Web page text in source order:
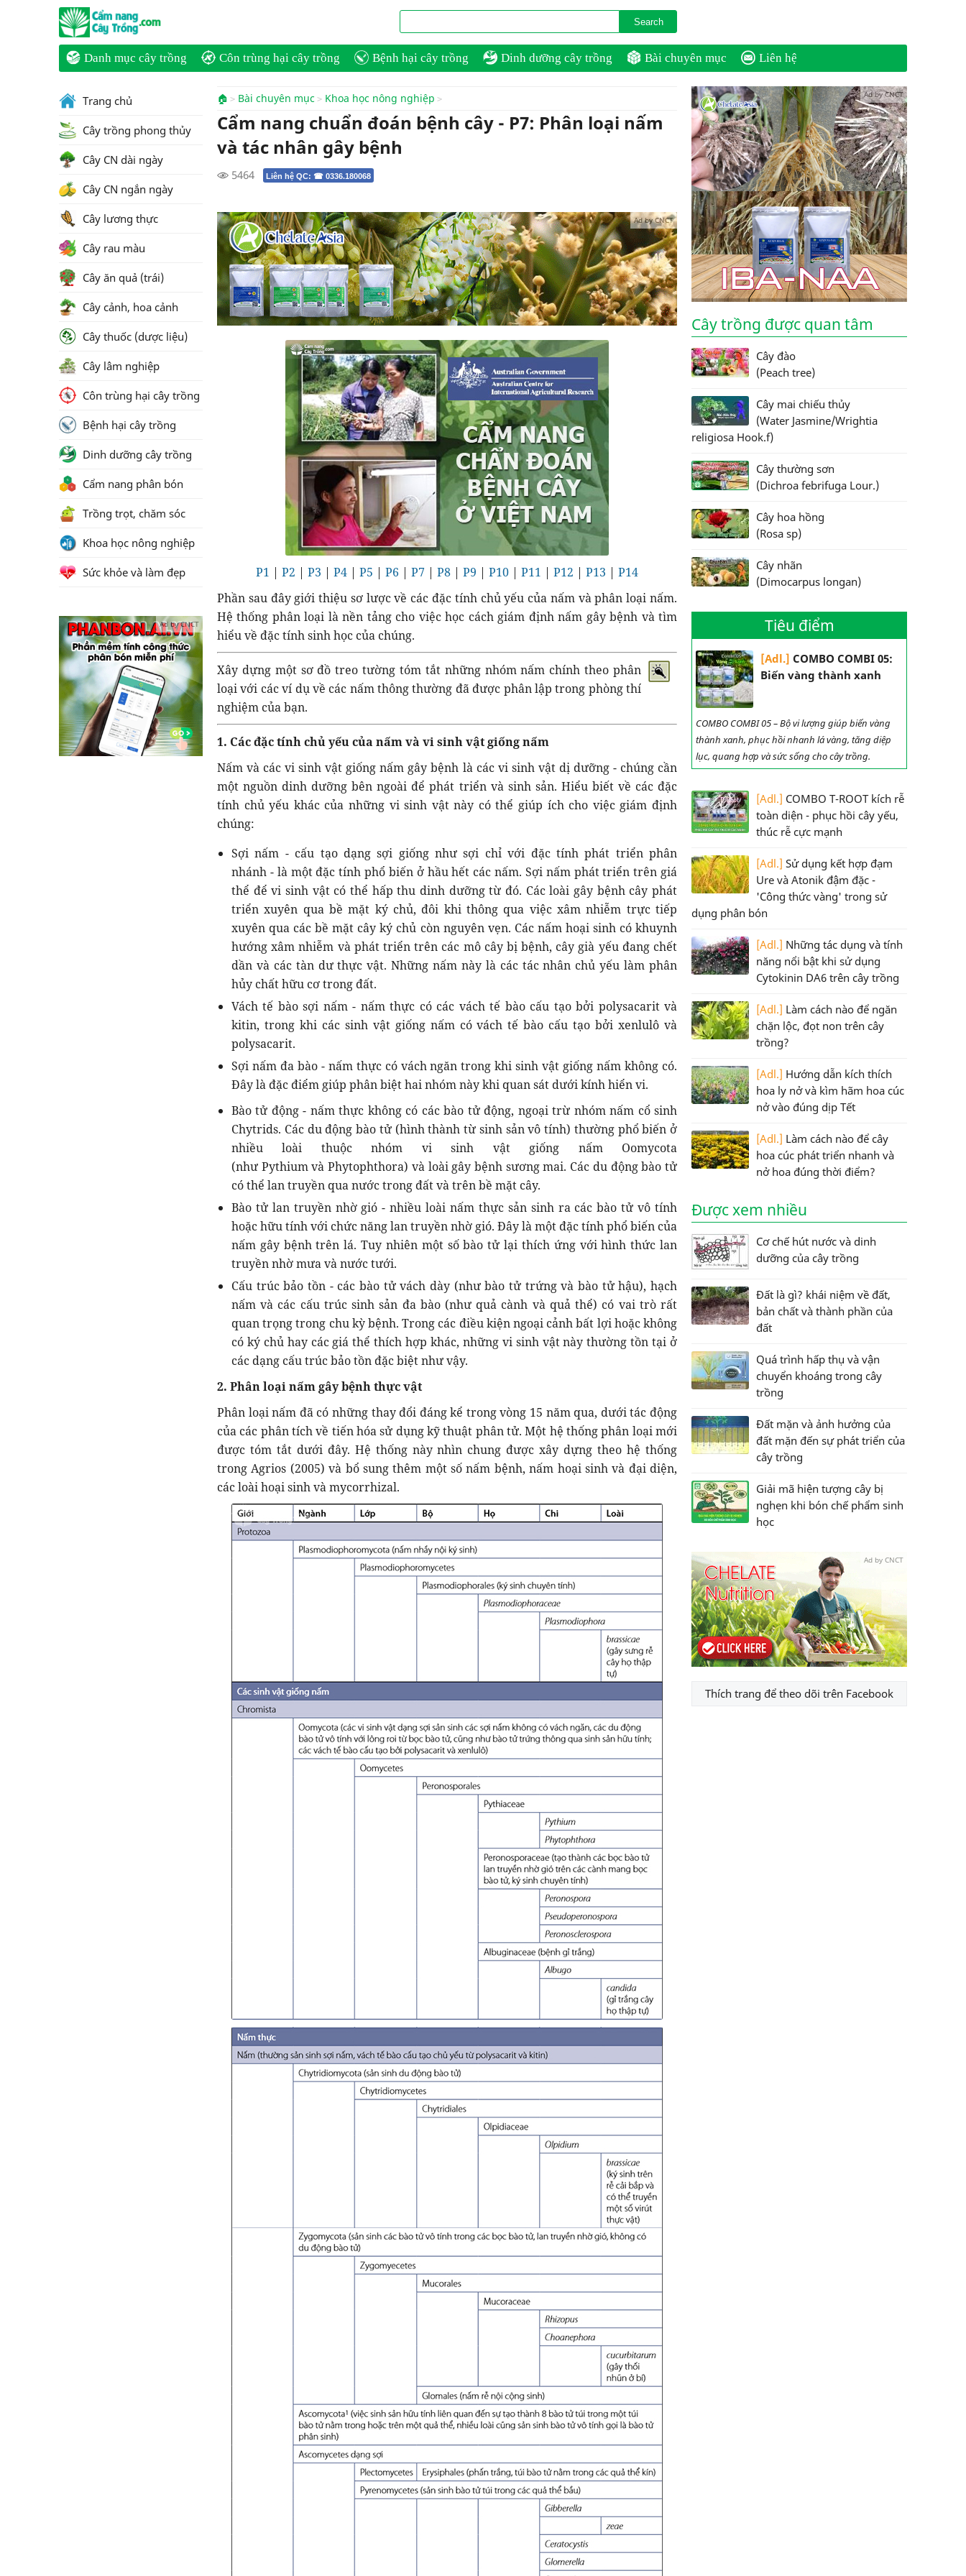
Danh mục cây trồng Côn trùng hại cây trồng Bệnh hại cây trồng Dinh dưỡng cây trồng Bài chuyên mục Liên hệ
🏠 Bài chuyên mục Khoa học nông nghiệp
Cẩm nang chuẩn đoán bệnh cây - P7: Phân loại nấm
và tác nhân gây bệnh
5464 Liên hệ QC: ☎ 0336.180068
Ad by CNCT
P1 | P2 | P3 | P4 | P5 | P6 | P7 | P8 | P9 | P10 | P11 | P12 | P13 | P14
Phần sau đây giới thiệu sơ lược về các đặc tính chủ yếu của nấm và phân loại nấm.
Hệ thống phân loại là nền tảng cho việc học cách giám định nấm gây bệnh và tìm
hiểu về đặc tính sinh học của chúng.
Xây dựng một sơ đồ treo tường tóm tắt những nhóm nấm chính theo phân
loại với các ví dụ về các nấm thông thường đã được phân lập trong phòng thí
nghiệm của bạn.
1. Các đặc tính chủ yếu của nấm và vi sinh vật giống nấm
Nấm và các vi sinh vật giống nấm gây bệnh là các vi sinh vật dị dưỡng - chúng cần
một nguồn dinh dưỡng bên ngoài để phát triển và sinh sản. Hiểu biết về các đặc
tính chủ yếu khác của những vi sinh vật này có thể giúp ích cho việc giám định
chúng:
Sợi nấm - cấu tạo dạng sợi giống như sợi chỉ với đặc tính phát triển phân
nhánh - là một đặc tính phổ biến ở hầu hết các nấm. Sợi nấm phát triển trên giá
thể để vi sinh vật có thể hấp thu dinh dưỡng từ đó. Các loài gây bệnh cây phát
triển xuyên qua bề mặt ký chủ, đôi khi thông qua việc xâm nhiễm trực tiếp
xuyên qua các bề mặt cây ký chủ còn nguyên vẹn. Các nấm hoại sinh có khuynh
hướng xâm nhiễm và phát triển trên các mô cây bị bệnh, cây già yếu đang chết
dần và các tàn dư thực vật. Những nấm này là các tác nhân chủ yếu làm phân
hủy chất hữu cơ trong đất.
Vách tế bào sợi nấm - nấm thực có các vách tế bào cấu tạo bởi polysacarit và
kitin, trong khi các sinh vật giống nấm có vách tế bào cấu tạo bởi xenlulô và
polysacarit.
Sợi nấm đa bào - nấm thực có vách ngăn trong khi sinh vật giống nấm không có.
Đây là đặc điểm giúp phân biệt hai nhóm này khi quan sát dưới kính hiển vi.
Bào tử động - nấm thực không có các bào tử động, ngoại trừ nhóm nấm cổ sinh
Chytrids. Các du động bào tử (hình thành từ sinh sản vô tính) thường phổ biến ở
nhiều loài thuộc nhóm vi sinh vật giống nấm Oomycota
(như Pythium và Phytophthora) và loài gây bệnh sương mai. Các du động bào tử
có thể lan truyền qua nước trong đất và trên bề mặt cây.
Bào tử lan truyền nhờ gió - nhiều loài nấm thực sản sinh ra các bào tử vô tính
hoặc hữu tính với chức năng lan truyền nhờ gió. Đây là một đặc tính phổ biến của
nấm gây bệnh trên lá. Tuy nhiên một số bào tử lại thích ứng với hình thức lan
truyền nhờ mưa và nước tưới.
Cấu trúc bảo tồn - các bào tử vách dày (như bào tử trứng và bào tử hậu), hạch
nấm và các cấu trúc sinh sản đa bào (như quả cành và quả thể) có vai trò rất
quan trọng trong chu kỳ bệnh. Trong các điều kiện ngoại cảnh bất lợi hoặc không
có ký chủ hay các giá thể thích hợp khác, những vi sinh vật này thường tồn tại ở
các dạng cấu trúc bảo tồn đặc biệt như vậy.
2. Phân loại nấm gây bệnh thực vật
Phân loại nấm đã có những thay đổi đáng kể trong vòng 15 năm qua, dưới tác động
của các phân tích về tiến hóa sử dụng kỹ thuật phân tử. Một hệ thống phân loại mới
được tóm tắt dưới đây. Hệ thống này nhìn chung được xây dựng theo hệ thống
trong Agrios (2005) và bổ sung thêm một số nấm bệnh, nấm hoại sinh và đại diện,
các loài hoại sinh và mycorrhizal.
Ad by CNCT
Cây trồng được quan tâm
Cây đào
(Peach tree)
Cây mai chiếu thủy
(Water Jasmine/Wrightia
religiosa Hook.f)
Cây thường sơn
(Dichroa febrifuga Lour.)
Cây hoa hồng
(Rosa sp)
Cây nhãn
(Dimocarpus longan)
Tiêu điểm
[Adl.] COMBO COMBI 05:
Biến vàng thành xanh
COMBO COMBI 05 – Bộ vi lượng giúp biến vàng
thành xanh, phục hồi nhanh lá vàng, tăng diệp
lục, quang hợp và sức sống cho cây trồng.
[Adl.] COMBO T-ROOT kích rễ
toàn diện - phục hồi cây yếu,
thúc rễ cực mạnh
[Adl.] Sử dụng kết hợp đạm
Ure và Atonik đậm đặc -
'Công thức vàng' trong sử
dụng phân bón
[Adl.] Những tác dụng và tính
năng nổi bật khi sử dụng
Cytokinin DA6 trên cây trồng
[Adl.] Làm cách nào để ngăn
chặn lộc, đọt non trên cây
trồng?
[Adl.] Hướng dẫn kích thích
hoa ly nở và kìm hãm hoa cúc
nở vào đúng dịp Tết
[Adl.] Làm cách nào để cây
hoa cúc phát triển nhanh và
nở hoa đúng thời điểm?
Được xem nhiều
Cơ chế hút nước và dinh
dưỡng của cây trồng
Đất là gì? khái niệm về đất,
bản chất và thành phần của
đất
Quá trình hấp thụ và vận
chuyển khoáng trong cây
trồng
Đất mặn và ảnh hưởng của
đất mặn đến sự phát triển của
cây trồng
Giải mã hiện tượng cây bị
nghẹn khi bón chế phẩm sinh
học
Ad by CNCT
Thích trang để theo dõi trên Facebook
Trang chủ
Cây trồng phong thủy
Cây CN dài ngày
Cây CN ngắn ngày
Cây lương thực
Cây rau màu
Cây ăn quả (trái)
Cây cảnh, hoa cảnh
Cây thuốc (dược liệu)
Cây lâm nghiệp
Côn trùng hại cây trồng
Bệnh hại cây trồng
Dinh dưỡng cây trồng
Cẩm nang phân bón
Trồng trọt, chăm sóc
Khoa học nông nghiệp
Sức khỏe và làm đẹp
Ad by CNCT